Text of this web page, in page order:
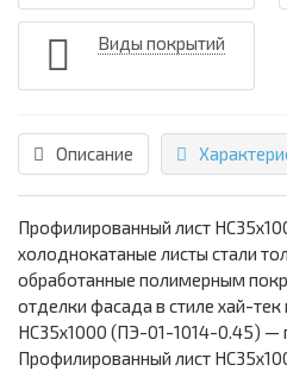
Виды покрытий
Описание
Профилированный лист
холоднокатаные листы стали
обработанные полимерным
отделки фасада в стиле хай-
НС35х1000 (ПЭ-01-1014-0.45) —
Профилированный лист